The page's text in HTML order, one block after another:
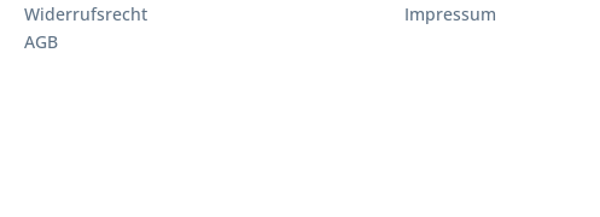
Widerrufsrecht
AGB
Impressum